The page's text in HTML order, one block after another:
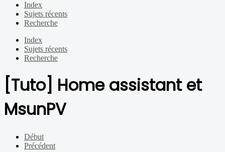
Index
Sujets récents
Recherche
Index
Sujets récents
Recherche
[Tuto] Home assistant et
MsunPV
Début
Précédent